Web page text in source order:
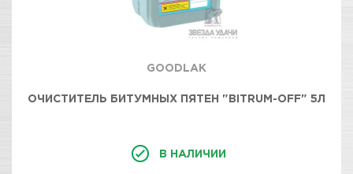
GOODLAK
ОЧИСТИТЕЛЬ БИТУМНЫХ ПЯТЕН "BITRUM-OFF" 5Л
В НАЛИЧИИ